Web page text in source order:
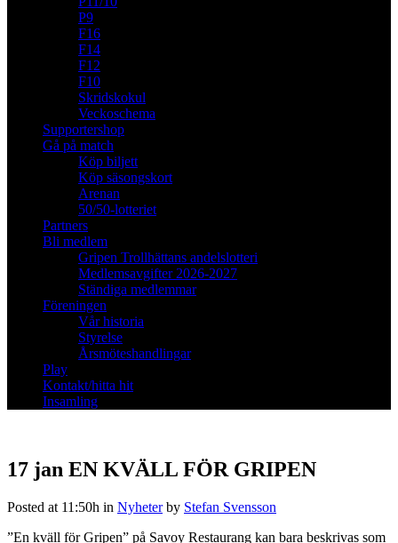
P9
F16
F14
F12
F10
Skridskokul
Veckoschema
Supportershop
Gå på match
Köp biljett
Köp säsongskort
Arenan
50/50-lotteriet
Partners
Bli medlem
Gripen Trollhättans andelslotteri
Medlemsavgifter 2026-2027
Ständiga medlemmar
Föreningen
Vår historia
Styrelse
Årsmöteshandlingar
Play
Kontakt/hitta hit
Insamling
17 jan EN KVÄLL FÖR GRIPEN
Posted at 11:50h in Nyheter by Stefan Svensson
”En kväll för Gripen” på Savoy Restaurang kan bara beskrivas som